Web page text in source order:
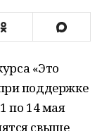
«Это
поддержке
по 14 мая
свыше